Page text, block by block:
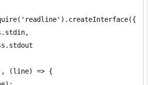
(line) => {